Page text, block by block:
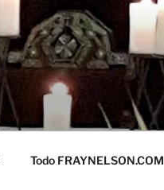
Todo FRAYNELSON.COM